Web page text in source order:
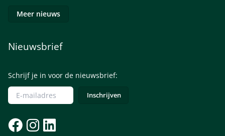
Meer nieuws
Nieuwsbrief
Schrijf je in voor de nieuwsbrief: